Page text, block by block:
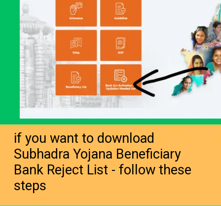
if you want to download
Subhadra Yojana Beneficiary
Bank Reject List - follow these
steps